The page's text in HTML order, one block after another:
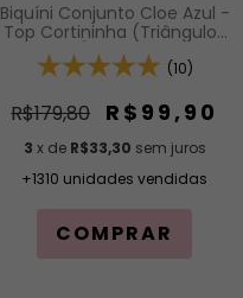
Biquíni Conjunto Cloe Azul -
Top Cortininha (Triângulo)
Vazada c/ Alças de Encaixe
Regulável e Calcinha de
Efeito Levanta
(10)
R$179,80 R$99,90
3 x de R$33,30 sem juros
+1310 unidades vendidas
COMPRAR